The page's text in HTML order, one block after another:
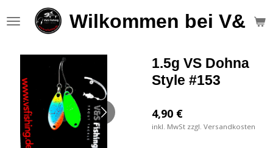
Hauptinhalt
Wilkommen bei V&S
1.5g VS Dohna
Style #153
4,90 €
inkl. MwSt zzgl. Versandkosten